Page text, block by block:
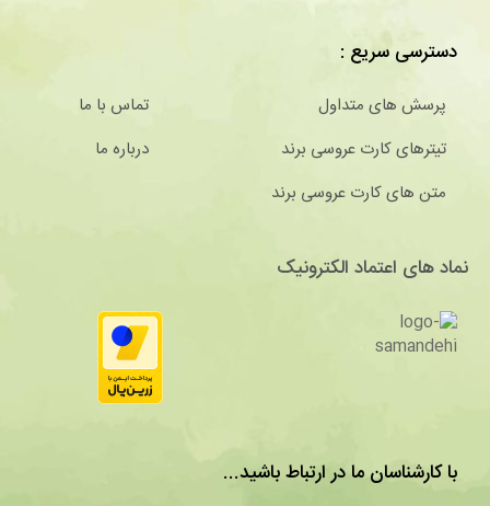
دسترسی سریع :
پرسش های متداول
تیترهای کارت عروسی برند
متن های کارت عروسی برند
تماس با ما
درباره ما
نماد های اعتماد الکترونیک
با کارشناسان ما در ارتباط باشید...